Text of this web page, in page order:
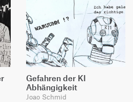
Gefahren der KI
Abhängigkeit
Joao Schmid